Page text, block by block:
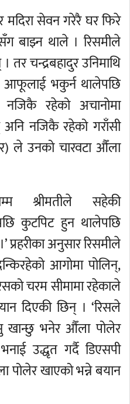
मदिरा सेवन गरेरै घर फिरे
बाझ्न थाले । रिसमीले
चन्द्रबहादुर उनिमाथि
आफूलाई भकुर्न थालेपछि
रहेको अचानोमा
अनि नजिकै रहेको गराँसी
ले उनको चारवटा औँला
श्रीमतीले सहेकी
कुटपिट हुन थालेपछि
अनुसार रिसमीले
आगोमा पोलिन्,
चरम सीमामा रहेकाले
दिएकी छिन् । ‘रिसले
खान्छु भनेर औँला पोलेर
उद्धृत गर्दै डिएसपी
पोलेर खाएको भन्ने बयान